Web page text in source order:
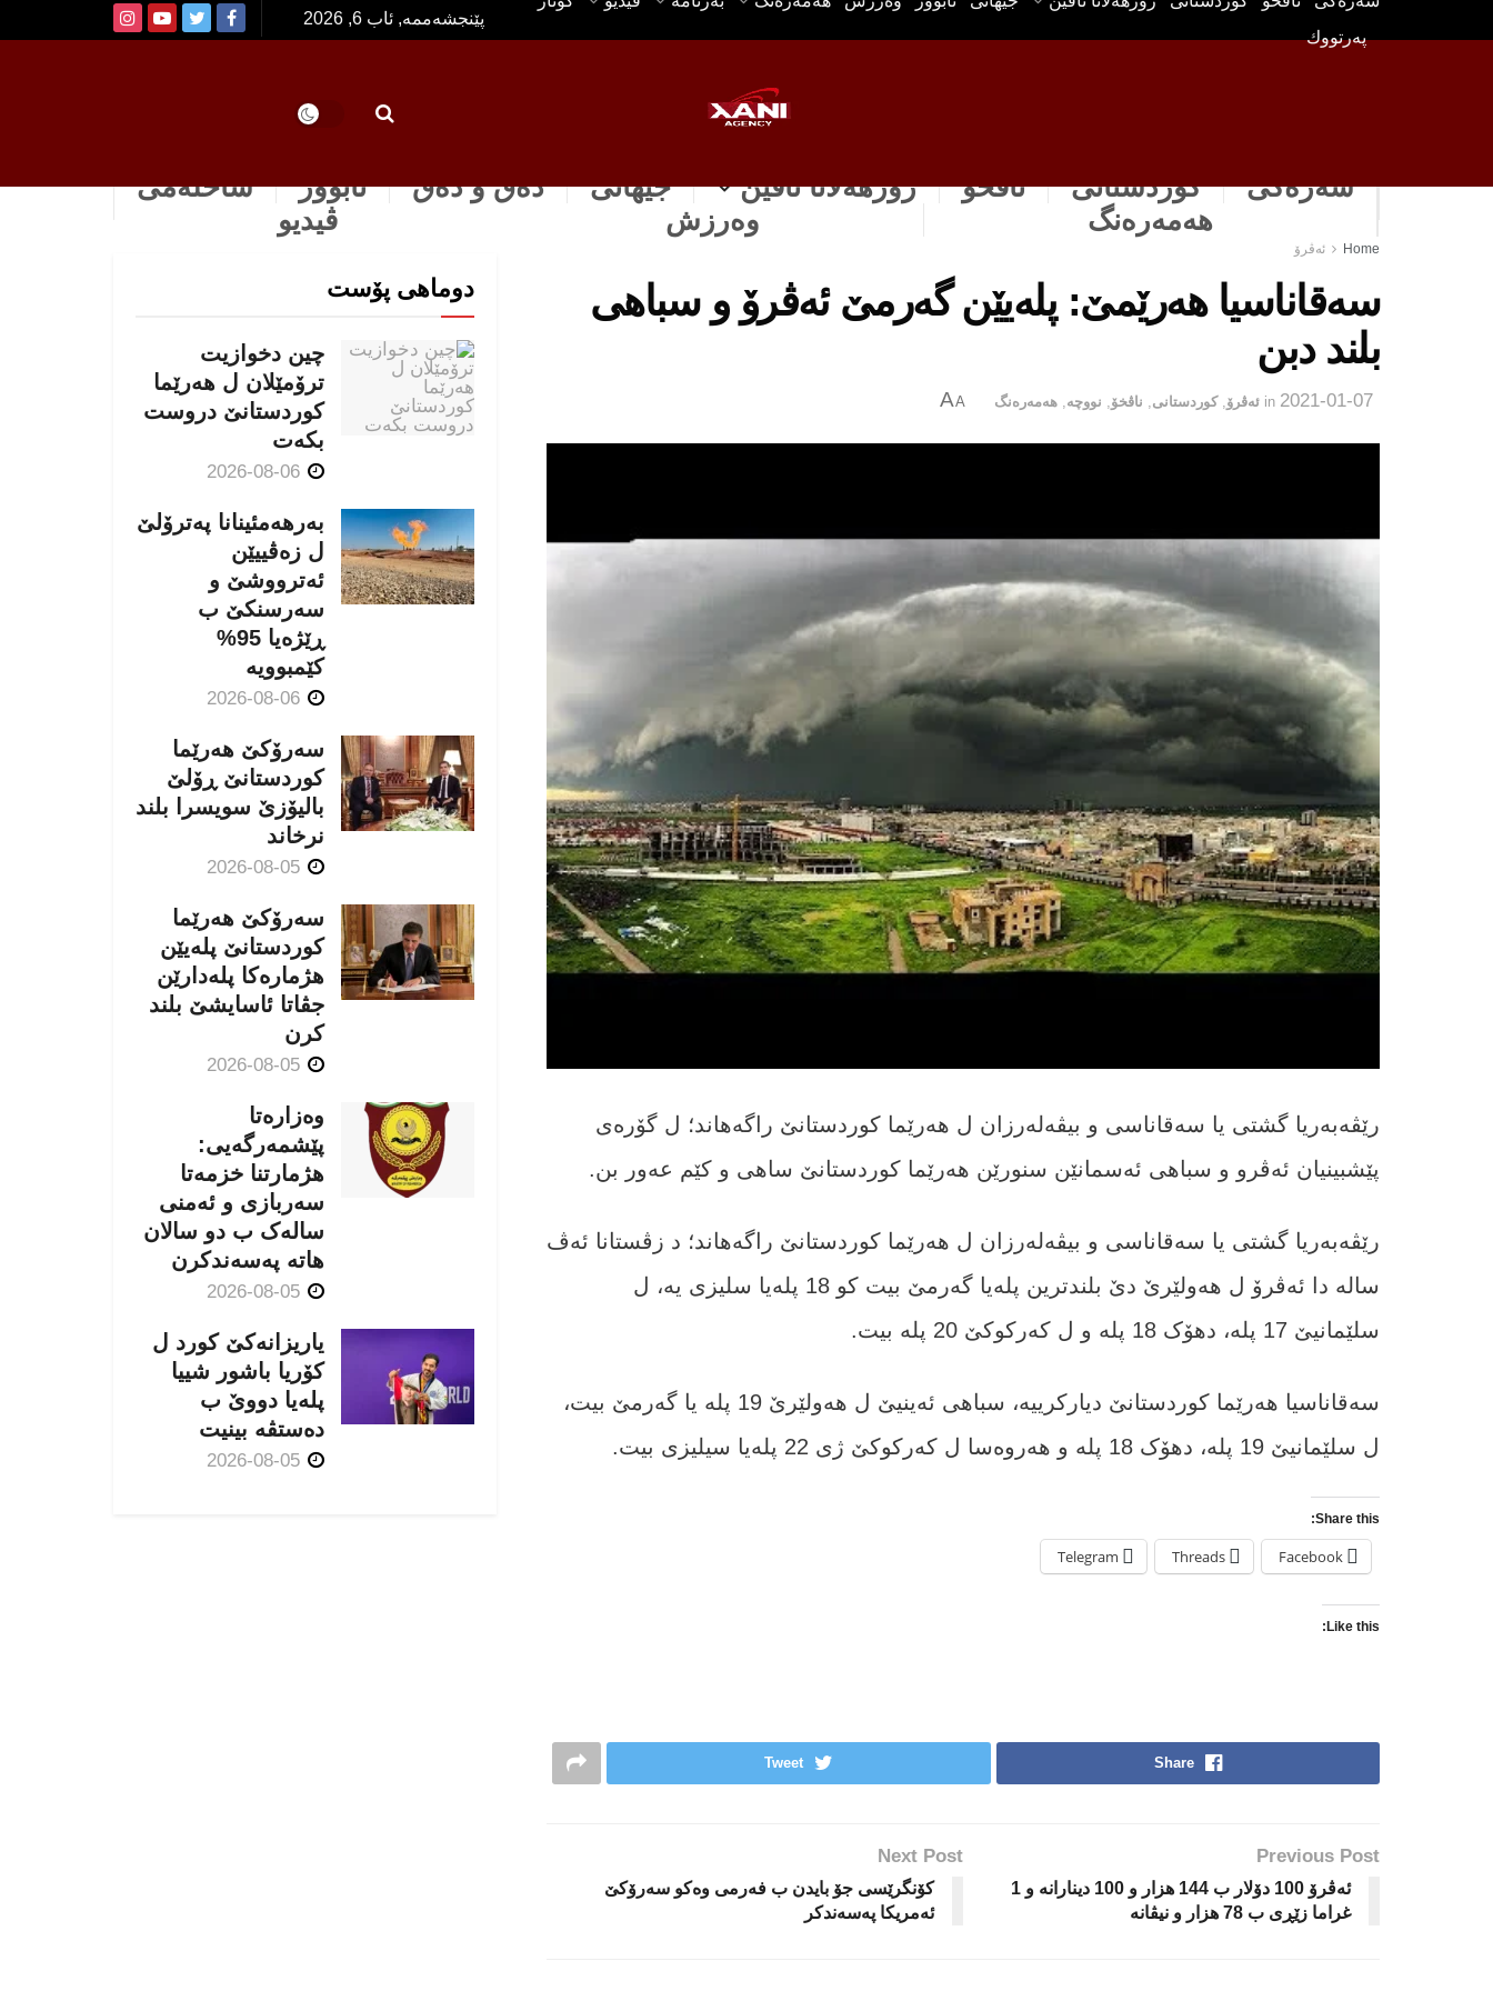
په‌رتووك
پێنجشەممە, ئاب 6, 2026
سەرەکی كوردستانى ناڤخۆ رۆژهه‌لاتا ناڤین جیهانی دەق و دەق ئابوور
ساخله‌می
هه‌مه‌ره‌نگ
وه‌رزش ڤیدیو
Home ئه‌ڤرۆ
سه‌قاناسیا هه‌رێمێ: پله‌یێن گه‌رمێ ئه‌ڤرۆ و سباهی
بلند دبن
2021-01-07
in ئه‌ڤرۆ ,كوردستانى ناڤخۆ نووچه‌ هه‌مه‌ره‌نگ A
A
رێڤه‌به‌ریا گشتى یا سه‌قاناسى و بیڤه‌له‌رزان ل هه‌رێما كوردستانێ راگه‌هاند؛ ل گۆره‌ی
پێشبینیان ئه‌ڤرو و سباهى ئه‌سمانێن سنورێن هەرێما كوردستانێ ساهى و كێم عه‌ور بن.
رێڤه‌به‌ریا گشتى یا سه‌قاناسى و بیڤه‌له‌رزان ل هه‌رێما كوردستانێ راگه‌هاند؛ د زڤستانا ئه‌ڤ
ساله‌ دا ئه‌ڤرۆ ل هەولێرێ دێ بلندترین پلەیا گەرمێ بیت كو 18 پلەیا سلیزی یه‌، ل
سلێمانیێ 17 پله‌، دهۆک 18 پله‌ و ل کەرکوکێ 20 پلە بیت.
سه‌قاناسیا هه‌رێما كوردستانێ دیاركرییه‌‌، سباهى ئه‌ینیێ ل هەولێرێ 19 پلە یا گه‌رمێ بیت،
ل سلێمانیێ 19 پلە، دهۆک 18 پله‌ و هه‌روه‌سا ل کەرکوکێ ژی 22 پله‌یا سیلیزی بیت.
Share this:
Facebook
Threads
Telegram
Like this:
Share
Tweet
Previous Post
ئه‌ڤرۆ 100 دۆلار ب 144 هزار و 100 دینارانه‌ و 1
غراما زێڕی ب 78 هزار و نیڤانه‌‌
Next Post
كۆنگرێسی جۆ بایدن ب فه‌رمی وه‌كو سه‌رۆكێ
ئه‌مریكا په‌سه‌ندكر
دوماهی پۆست
چین دخوازیت
ترۆمێلان ل هەرێما
كوردستانێ دروست
بكەت
بەرهەمئینانا په‌ترۆلێ
ل زه‌ڤییێن
ئەترووشێ و
سەرسنكێ ب
ڕێژەیا 95%
كێمبوویە
سەرۆکێ هەرێما
کوردستانێ ڕۆلێ
بالیۆزێ سویسرا بلند
نرخاند
سەرۆکێ هەرێما
کوردستانێ پلەیێن
هژمارەكا پلەدارێن
جڤاتا ئاسایشێ بلند
كرن
وەزارەتا
پێشمەرگەیی:
هژمارتنا خزمەتا
سەربازی و ئەمنی
سالەک ب دو سالان
هاتە پەسەندكرن
یاریزانەكێ کورد ل
کۆریا باشور شییا
پلەیا دووێ ب
دەستڤە بینیت